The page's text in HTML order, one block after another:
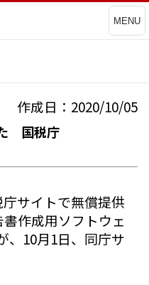
MENU
作成日：2020/10/05
た 国税庁
サイトで無償提供
作成用ソフトウェ
、10月1日、同庁サ